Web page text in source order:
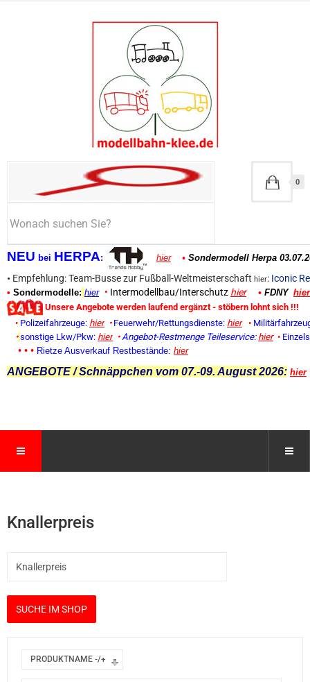
NEU bei HERPA: hier • Sondermodell Herpa
• Empfehlung: Team-Busse zur Fußball-Weltmeisterschaft hier: Iconic
• Sondermodelle: hier • Intermodellbau/Interschutz hier • FDNY hier
Unsere Angebote werden laufend ergänzt - stöbern lohnt sich !!!
• Polizeifahrzeuge: hier • Feuerwehr/Rettungsdienste: hier •
• sonstige Lkw/Pkw: hier • Angebot-Restmenge Teileservice: hier •
• • • Rietze Ausverkauf Restbestände: hier
ANGEBOTE / Schnäppchen vom 07.-09. August 2026: hier
0
Knallerpreis
PRODUKTNAME -/+